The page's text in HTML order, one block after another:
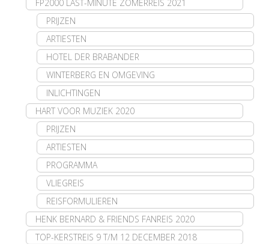
FP2000 LAST-MINUTE ZOMERREIS 2021
PRIJZEN
ARTIESTEN
HOTEL DER BRABANDER
WINTERBERG EN OMGEVING
INLICHTINGEN
HART VOOR MUZIEK 2020
PRIJZEN
ARTIESTEN
PROGRAMMA
VLIEGREIS
REISFORMULIEREN
HENK BERNARD & FRIENDS FANREIS 2020
TOP-KERSTREIS 9 T/M 12 DECEMBER 2018